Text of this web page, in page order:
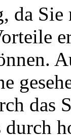
da
das